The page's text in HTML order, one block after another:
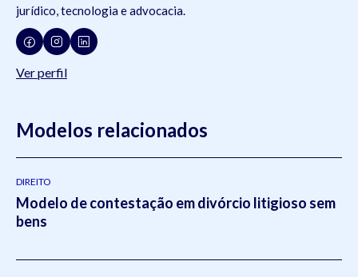
jurídico, tecnologia e advocacia.
Ver perfil
Modelos relacionados
DIREITO
Modelo de contestação em divórcio litigioso sem
bens